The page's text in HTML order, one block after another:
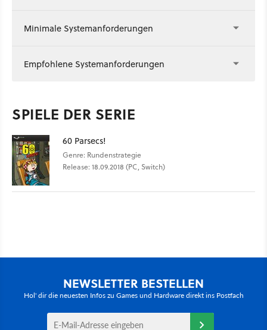
Minimale Systemanforderungen
Empfohlene Systemanforderungen
SPIELE DER SERIE
60 Parsecs!
Genre: Rundenstrategie
Release: 18.09.2018 (PC, Switch)
NEWSLETTER BESTELLEN
Hol' dir die neuesten Infos zu Games und Hardware direkt ins Postfach